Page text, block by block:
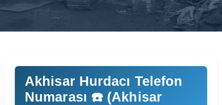
Akhisar Hurdacı Telefon
Numarası ☎️ (Akhisar